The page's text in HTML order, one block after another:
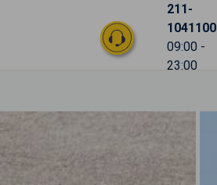
211-
1041100
09:00 -
23:00